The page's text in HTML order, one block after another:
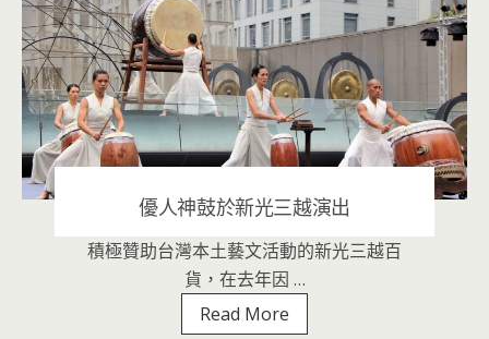
術
節
宣
告
活
動
優人神鼓於新光三越演出
2020 年 11 月 5 日 | 音樂表演
積極贊助台灣本土藝文活動的新光三越百
貨，在去年因 …
Read More